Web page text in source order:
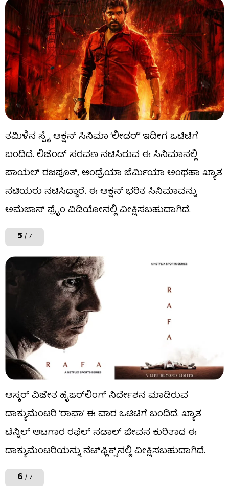
ತಮಿಳಿನ ಸ್ಪೈ ಆಕ್ಷನ್ ಸಿನಿಮಾ ‘ಲೀಡರ್’ ಇದೀಗ ಒಟಿಟಿಗೆ
ಬಂದಿದೆ. ಲಿಜೆಂಡ್ ಸರವಣ ನಟಿಸಿರುವ ಈ ಸಿನಿಮಾನಲ್ಲಿ
ಪಾಯಲ್ ರಜಪೂತ್, ಆಂಡ್ರೆಯಾ ಜೆರ್ಮಿಯಾ ಅಂಥಹಾ ಖ್ಯಾತ
ನಟಿಯರು ನಟಿಸಿದ್ದಾರೆ. ಈ ಆಕ್ಷನ್ ಭರಿತ ಸಿನಿಮಾವನ್ನು
ಅಮೆಜಾನ್ ಪ್ರೈಂ ವಿಡಿಯೋನಲ್ಲಿ ವೀಕ್ಷಿಸಬಹುದಾಗಿದೆ.
5 / 7
ಆಸ್ಕರ್ ವಿಜೇತ ಹೈಜರ್​​ಲಿಂಗ್ ನಿರ್ದೇಶನ ಮಾಡಿರುವ
ಡಾಕ್ಯುಮೆಂಟರಿ ‘ರಾಫಾ’ ಈ ವಾರ ಒಟಿಟಿಗೆ ಬಂದಿದೆ. ಖ್ಯಾತ
ಟೆನ್ನಿಲ್ ಆಟಗಾರ ರಫೆಲ್ ನಡಾಲ್ ಜೀವನ ಕುರಿತಾದ ಈ
ಡಾಕ್ಯುಮೆಂಟರಿಯನ್ನು ನೆಟ್​​ಫ್ಲಿಕ್ಸ್​​ನಲ್ಲಿ ವೀಕ್ಷಿಸಬಹುದಾಗಿದೆ.
6 / 7